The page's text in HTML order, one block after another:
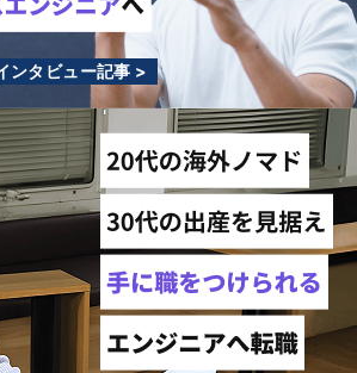
ンタビュー記事 >